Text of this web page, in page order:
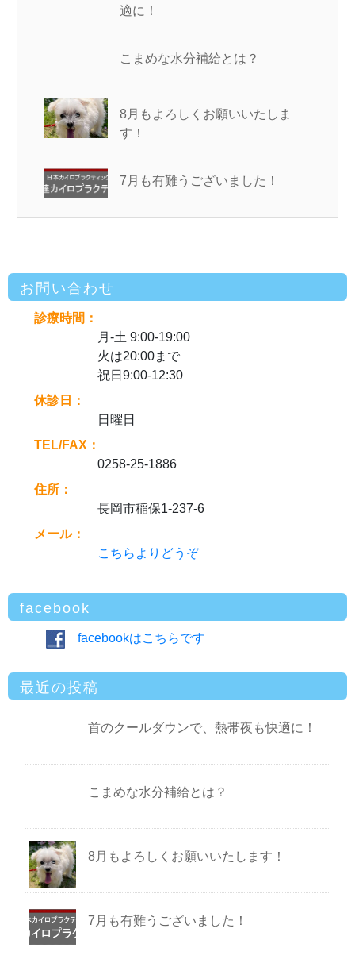
適に！
こまめな水分補給とは？
8月もよろしくお願いいたしま
す！
7月も有難うございました！
お問い合わせ
診療時間：
月-土 9:00-19:00
火は20:00まで
祝日9:00-12:30
休診日：
日曜日
TEL/FAX：
0258-25-1886
住所：
長岡市稲保1-237-6
メール：
こちらよりどうぞ
facebook
facebookはこちらです
最近の投稿
首のクールダウンで、熱帯夜も快適に！
こまめな水分補給とは？
8月もよろしくお願いいたします！
7月も有難うございました！